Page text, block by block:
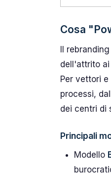
Cosa
Il
dell'attrito
Per vettori
processi,
dei centri di
Principali
Modello